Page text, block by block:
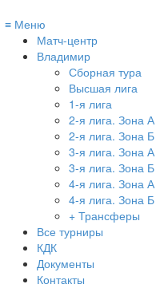
≡ Меню
Матч-центр
Владимир
Сборная тура
Высшая лига
1-я лига
2-я лига. Зона А
2-я лига. Зона Б
3-я лига. Зона А
3-я лига. Зона Б
4-я лига. Зона А
4-я лига. Зона Б
+ Трансферы
Все турниры
КДК
Документы
Контакты